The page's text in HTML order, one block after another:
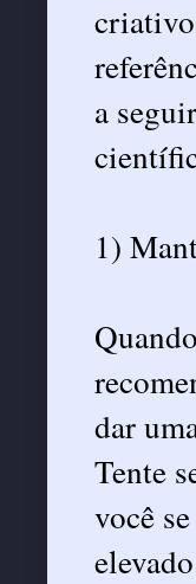
a
1)
dar
Tente
você